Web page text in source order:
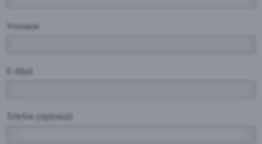
Vorname
E-Mail
Telefon (optional)